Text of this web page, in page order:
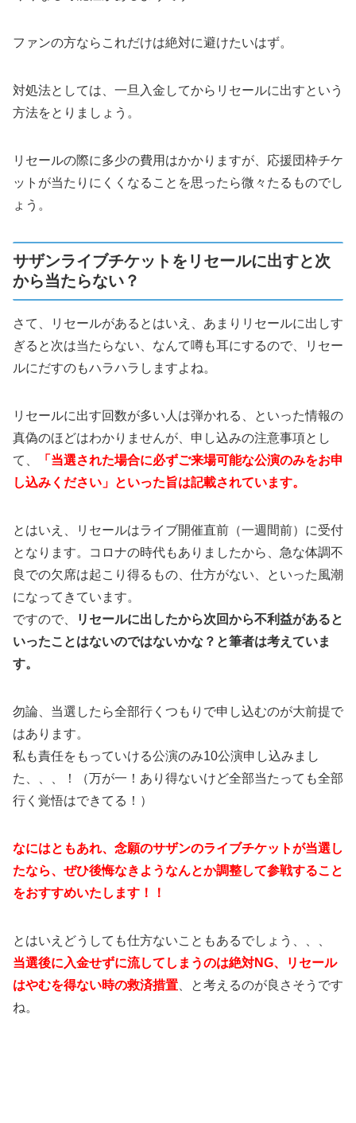
ファンの方ならこれだけは絶対に避けたいはず。
対処法としては、一旦入金してからリセールに出すという
方法をとりましょう。
リセールの際に多少の費用はかかりますが、応援団枠チケ
ットが当たりにくくなることを思ったら微々たるものでし
ょう。
サザンライブチケットをリセールに出すと次
から当たらない？
さて、リセールがあるとはいえ、あまりリセールに出しす
ぎると次は当たらない、なんて噂も耳にするので、リセー
ルにだすのもハラハラしますよね。
リセールに出す回数が多い人は弾かれる、といった情報の
真偽のほどはわかりませんが、申し込みの注意事項とし
て、
「当選された場合に必ずご来場可能な公演のみをお申
し込みください」といった旨は記載されています。
とはいえ、リセールはライブ開催直前（一週間前）に受付
となります。コロナの時代もありましたから、急な体調不
良での欠席は起こり得るもの、仕方がない、といった風潮
になってきています。
ですので、
リセールに出したから次回から不利益があると
いったことはないのではないかな？と筆者は考えていま
す。
勿論、当選したら全部行くつもりで申し込むのが大前提で
はあります。
私も責任をもっていける公演のみ10公演申し込みまし
た、、、！（万が一！あり得ないけど全部当たっても全部
行く覚悟はできてる！）
なにはともあれ、念願のサザンのライブチケットが当選し
たなら、ぜひ後悔なきようなんとか調整して参戦すること
をおすすめいたします！！
とはいえどうしても仕方ないこともあるでしょう、、、
当選後に入金せずに流してしまうのは絶対NG、リセール
はやむを得ない時の救済措置 、と考えるのが良さそうです
ね。